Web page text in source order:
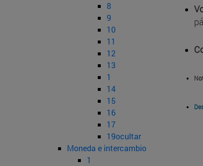
8
9
10
11
12
13
1
14
15
16
17
19ocultar
Moneda e intercambio
1